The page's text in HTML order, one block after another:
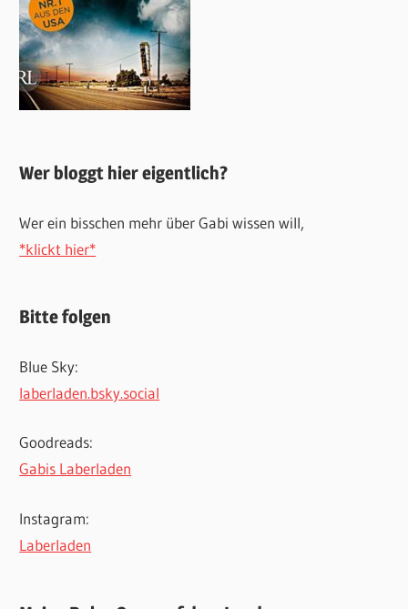
Wer bloggt hier eigentlich?
Wer ein bisschen mehr über Gabi wissen will,
*klickt hier*
Bitte folgen
Blue Sky:
laberladen.bsky.social
Goodreads:
Gabis Laberladen
Instagram:
Laberladen